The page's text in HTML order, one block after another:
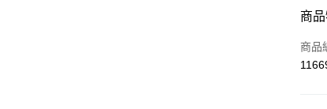
付
信用
商
商品